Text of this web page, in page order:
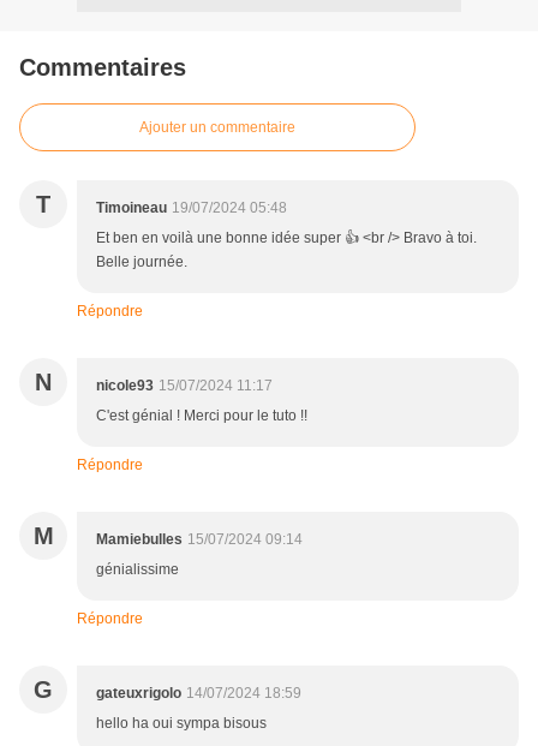
Commentaires
Ajouter un commentaire
T Timoineau 19/07/2024 05:48
Et ben en voilà une bonne idée super 👍 <br /> Bravo à toi.
Belle journée.
Répondre
N nicole93 15/07/2024 11:17
C'est génial ! Merci pour le tuto !!
Répondre
M Mamiebulles 15/07/2024 09:14
génialissime
Répondre
G gateuxrigolo 14/07/2024 18:59
hello ha oui sympa bisous